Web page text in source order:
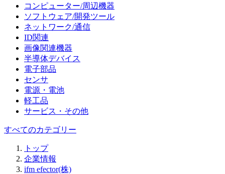
コンピューター/周辺機器
ソフトウェア/開発ツール
ネットワーク/通信
ID関連
画像関連機器
半導体デバイス
電子部品
センサ
電源・電池
軽工品
サービス・その他
すべてのカテゴリー
トップ
企業情報
ifm efector(株)